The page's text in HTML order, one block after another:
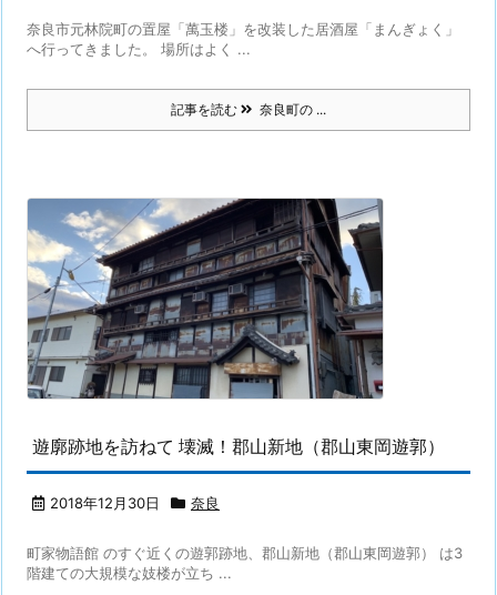
奈良市元林院町の置屋「萬玉楼」を改装した居酒屋「まんぎょく」
へ行ってきました。 場所はよく ...
記事を読む 奈良町の ...
遊廓跡地を訪ねて 壊滅！郡山新地（郡山東岡遊郭）
2018年12月30日 奈良
町家物語館 のすぐ近くの遊郭跡地、郡山新地（郡山東岡遊郭） は3
階建ての大規模な妓楼が立ち ...